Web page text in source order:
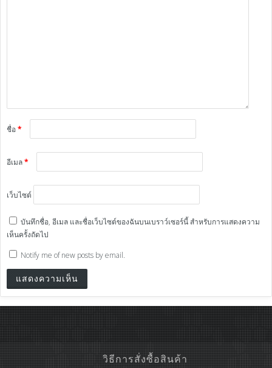
ชื่อ*
อีเมล*
เว็บไซต์
บันทึกชื่อ, อีเมล และชื่อเว็บไซต์ของฉันบนเบราว์เซอร์นี้ สำหรับการแสดงความ
เห็นครั้งถัดไป
Notify me of new posts by email.
วิธีการสั่งซื้อสินค้า